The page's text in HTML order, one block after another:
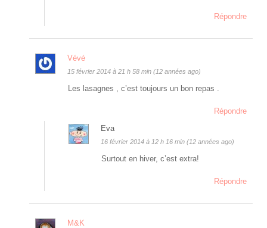
Répondre
Vévé
15 février 2014 à 21 h 58 min (12 années ago)
Les lasagnes , c’est toujours un bon repas .
Répondre
Eva
16 février 2014 à 12 h 16 min (12 années ago)
Surtout en hiver, c’est extra!
Répondre
M&K